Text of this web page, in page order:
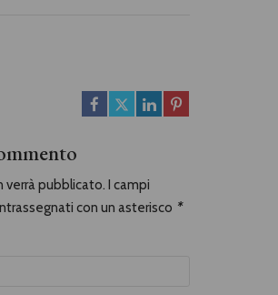
verrà pubblicato. I campi
con un asterisco *